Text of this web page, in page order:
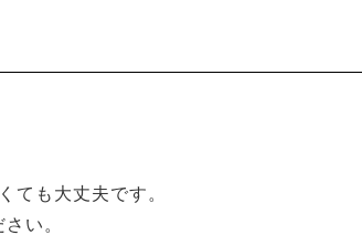
ても大丈夫です。
い。